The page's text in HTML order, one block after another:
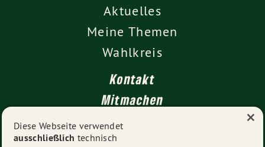
Aktuelles
Meine Themen
Wahlkreis
Kontakt
Mitmachen
Impressum
Diese Webseite verwendet
ausschließlich technisch
×